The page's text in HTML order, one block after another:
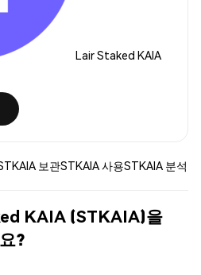
Lair Staked KAIA
보관STKAIA 사용STKAIA 분석
KAIA (STKAIA)을
?